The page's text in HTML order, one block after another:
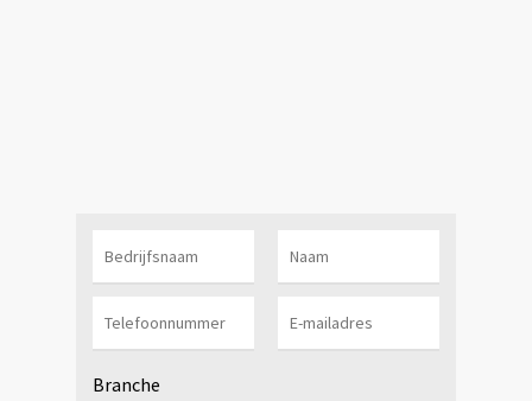
Branche